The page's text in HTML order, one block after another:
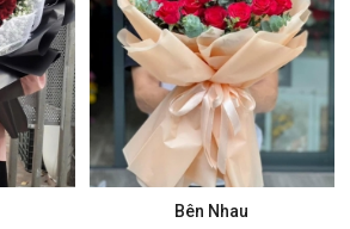
Bên Nhau
Mua ngay